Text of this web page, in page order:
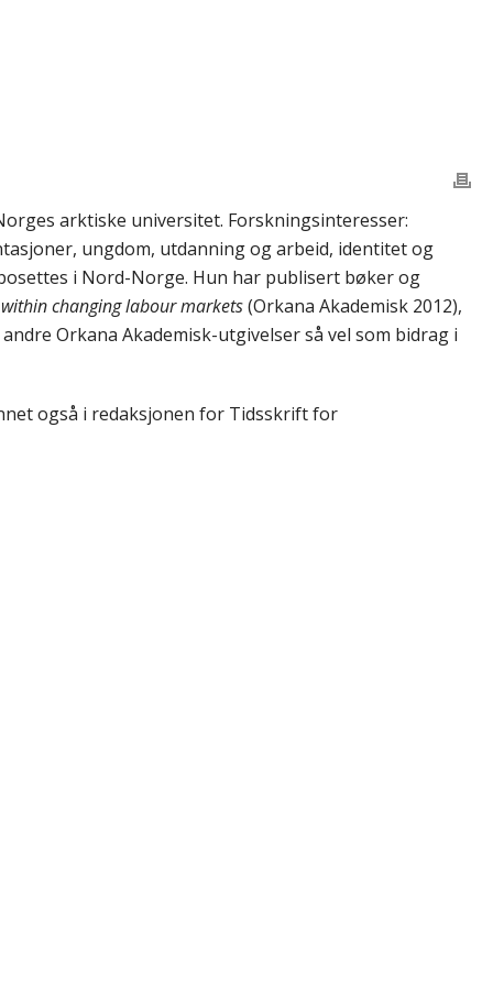
arktiske universitet. Forskningsinteresser:
ungdom, utdanning og arbeid, identitet og
i Nord-Norge. Hun har publisert bøker og
within changing labour markets(Orkana Akademisk 2012),
Orkana Akademisk-utgivelser så vel som bidrag i
også i redaksjonen for Tidsskrift for